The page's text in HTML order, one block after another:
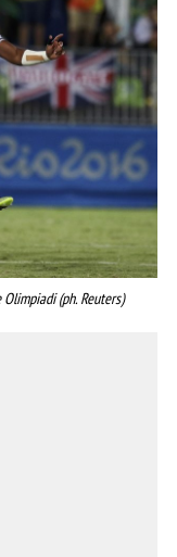
(ph. Reuters)